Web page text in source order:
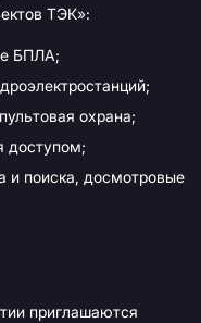
ТЭК»:
БПЛА;
охрана;
доступом;
и поиска, досмотровые
приглашаются